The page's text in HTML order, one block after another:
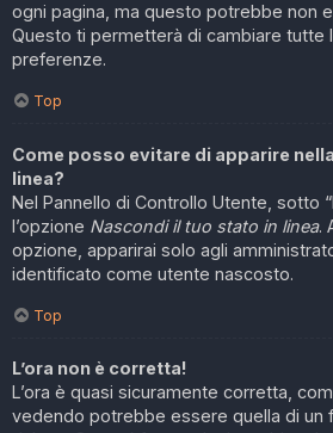
ogni pagina, ma questo potrebbe non
Questo ti permetterà di cambiare tutte
preferenze.
Top
Come posso evitare di apparire
linea?
Nel Pannello di Controllo Utente, sotto
l’opzione Nascondi il tuo stato in linea.
opzione, apparirai solo agli
identificato come utente nascosto.
Top
L’ora non è corretta!
L’ora è quasi sicuramente corretta,
vedendo potrebbe essere quella di un